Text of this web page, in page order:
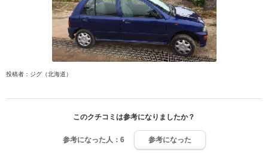
投稿者：ジグ（北海道）
このクチコミは参考になりましたか？
参考になった人： 6 参考になった